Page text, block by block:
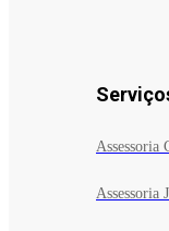
Assessoria
Assessoria